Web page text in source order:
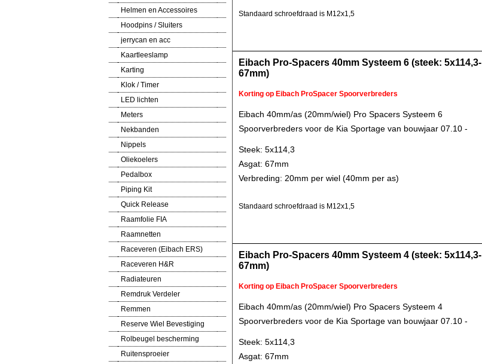
Helmen en Accessoires
Hoodpins / Sluiters
jerrycan en acc
Kaartleeslamp
Karting
Klok / Timer
LED lichten
Meters
Nekbanden
Nippels
Oliekoelers
Pedalbox
Piping Kit
Quick Release
Raamfolie FIA
Raamnetten
Raceveren (Eibach ERS)
Raceveren H&R
Radiateuren
Remdruk Verdeler
Remmen
Reserve Wiel Bevestiging
Rolbeugel bescherming
Ruitensproeier
Standaard schroefdraad is M12x1,5
Eibach Pro-Spacers 40mm Systeem 6 (steek: 5x114,3-
67mm)
Korting op Eibach ProSpacer Spoorverbreders
Eibach 40mm/as (20mm/wiel) Pro Spacers Systeem 6
Spoorverbreders voor de Kia Sportage van bouwjaar 07.10 -
Steek: 5x114,3
Asgat: 67mm
Verbreding: 20mm per wiel (40mm per as)
Standaard schroefdraad is M12x1,5
Eibach Pro-Spacers 40mm Systeem 4 (steek: 5x114,3-
67mm)
Korting op Eibach ProSpacer Spoorverbreders
Eibach 40mm/as (20mm/wiel) Pro Spacers Systeem 4
Spoorverbreders voor de Kia Sportage van bouwjaar 07.10 -
Steek: 5x114,3
Asgat: 67mm